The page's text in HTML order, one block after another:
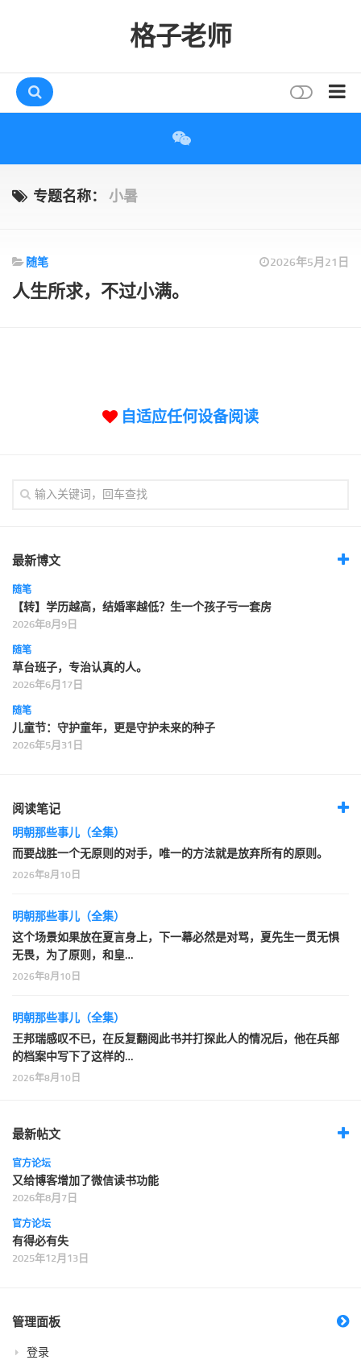
格子老师
互动
友情链接
专题名称： 小暑
随笔 2026年5月21日
人生所求，不过小满。
自适应任何设备阅读
最新博文
随笔
【转】学历越高，结婚率越低？生一个孩子亏一套房
2026年8月9日
随笔
草台班子，专治认真的人。
2026年6月17日
随笔
儿童节：守护童年，更是守护未来的种子
2026年5月31日
阅读笔记
明朝那些事儿（全集）
而要战胜一个无原则的对手，唯一的方法就是放弃所有的原则。
2026年8月10日
明朝那些事儿（全集）
这个场景如果放在夏言身上，下一幕必然是对骂，夏先生一贯无惧
无畏，为了原则，和皇…
2026年8月10日
明朝那些事儿（全集）
王邦瑞感叹不已，在反复翻阅此书并打探此人的情况后，他在兵部
的档案中写下了这样的…
2026年8月10日
最新帖文
官方论坛
又给博客增加了微信读书功能
2026年8月7日
官方论坛
有得必有失
2025年12月13日
管理面板
登录